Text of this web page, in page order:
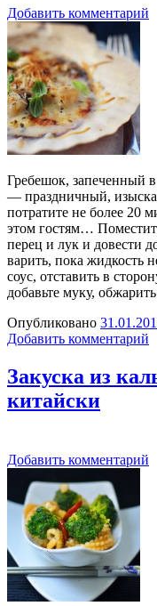
Добавить комментарий
Гребешок, запеченный
— праздничный,
потратите не более 20
этом гостям…
перец и лук и довести
варить, пока жидкость
соус, отставить в
добавьте муку,
Опубликовано
Добавить комментарий
Закуска из
китайски
Добавить комментарий